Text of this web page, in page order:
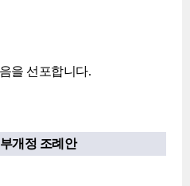
을 선포합니다.
개정 조례안